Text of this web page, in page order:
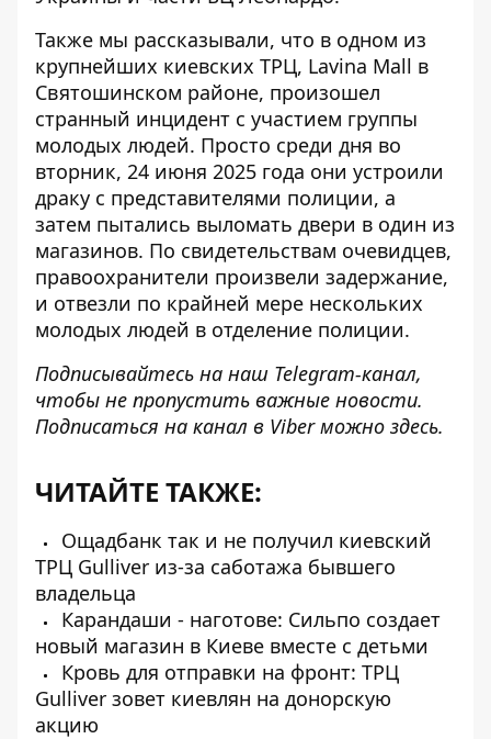
Также мы рассказывали, что в одном из
крупнейших киевских ТРЦ, Lavina Mall в
Святошинском районе, произошел
странный инцидент с участием группы
молодых людей. Просто среди дня во
вторник, 24 июня 2025 года они устроили
драку с представителями полиции, а
затем пытались выломать двери в один из
магазинов. По свидетельствам очевидцев,
правоохранители произвели задержание,
и отвезли по крайней мере нескольких
молодых людей в отделение полиции.
Подписывайтесь на наш Telegram-канал,
чтобы не пропустить важные новости.
Подписаться на канал в Viber можно здесь.
ЧИТАЙТЕ ТАКЖЕ:
Ощадбанк так и не получил киевский
ТРЦ Gulliver из-за саботажа бывшего
владельца
Карандаши - наготове: Сильпо создает
новый магазин в Киеве вместе с детьми
Кровь для отправки на фронт: ТРЦ
Gulliver зовет киевлян на донорскую
акцию